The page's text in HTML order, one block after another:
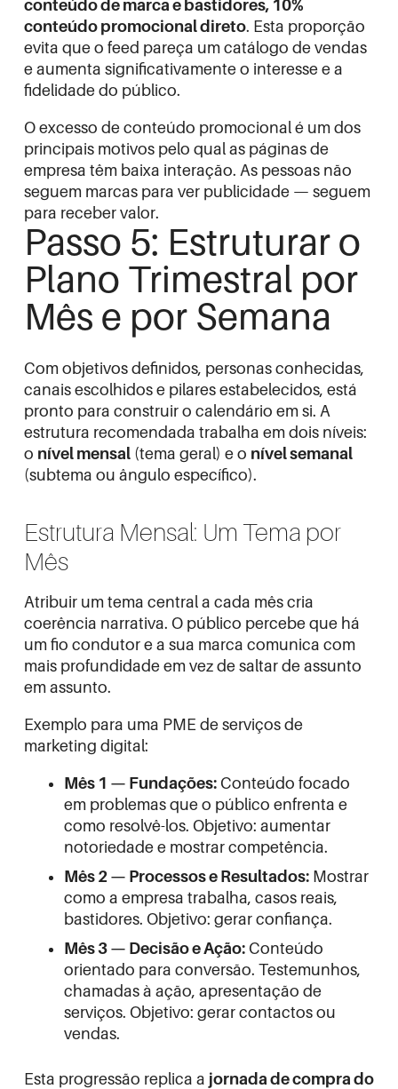
conteúdo de marca e bastidores, 10%
conteúdo promocional direto. Esta proporção
evita que o feed pareça um catálogo de vendas
e aumenta significativamente o interesse e a
fidelidade do público.
O excesso de conteúdo promocional é um dos
principais motivos pelo qual as páginas de
empresa têm baixa interação. As pessoas não
seguem marcas para ver publicidade — seguem
para receber valor.
Passo 5: Estruturar o
Plano Trimestral por
Mês e por Semana
Com objetivos definidos, personas conhecidas,
canais escolhidos e pilares estabelecidos, está
pronto para construir o calendário em si. A
estrutura recomendada trabalha em dois níveis:
o nível mensal (tema geral) e o nível semanal
(subtema ou ângulo específico).
Estrutura Mensal: Um Tema por
Mês
Atribuir um tema central a cada mês cria
coerência narrativa. O público percebe que há
um fio condutor e a sua marca comunica com
mais profundidade em vez de saltar de assunto
em assunto.
Exemplo para uma PME de serviços de
marketing digital:
Mês 1 — Fundações: Conteúdo focado
em problemas que o público enfrenta e
como resolvê-los. Objetivo: aumentar
notoriedade e mostrar competência.
Mês 2 — Processos e Resultados: Mostrar
como a empresa trabalha, casos reais,
bastidores. Objetivo: gerar confiança.
Mês 3 — Decisão e Ação: Conteúdo
orientado para conversão. Testemunhos,
chamadas à ação, apresentação de
serviços. Objetivo: gerar contactos ou
vendas.
Esta progressão replica a jornada de compra do